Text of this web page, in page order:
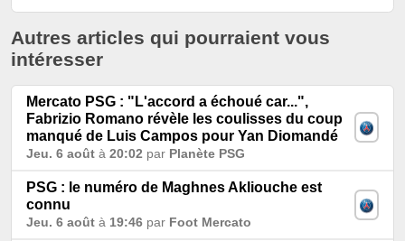
Autres articles qui pourraient vous
intéresser
Mercato PSG : "L'accord a échoué car...",
Fabrizio Romano révèle les coulisses du coup
manqué de Luis Campos pour Yan Diomandé
Jeu. 6 août à 20:02 par Planète PSG
PSG : le numéro de Maghnes Akliouche est
connu
Jeu. 6 août à 19:46 par Foot Mercato